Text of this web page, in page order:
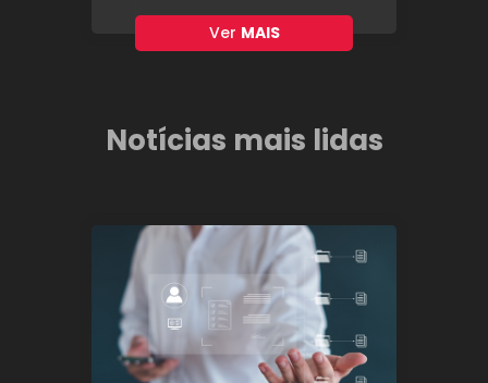
Ver MAIS
Notícias mais lidas